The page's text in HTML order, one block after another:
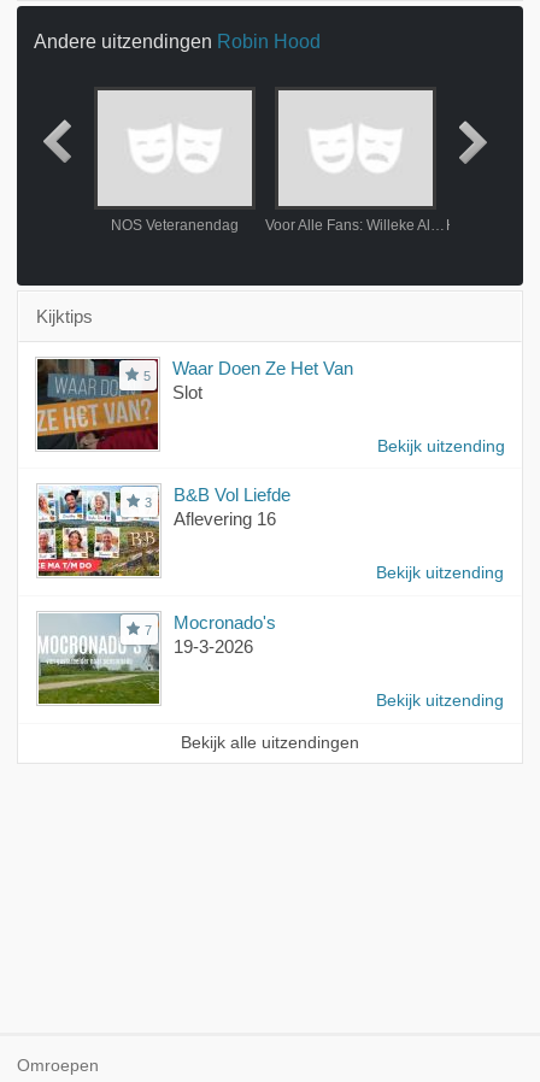
Andere uitzendingen Robin Hood
NOS Veteranendag Voor Alle Fans: Willeke Alberti
Kijktips
5
Waar Doen Ze Het Van
Slot
Bekijk uitzending
3
B&B Vol Liefde
Aflevering 16
Bekijk uitzending
7
Mocronado's
19-3-2026
Bekijk uitzending
Bekijk alle uitzendingen
Omroepen